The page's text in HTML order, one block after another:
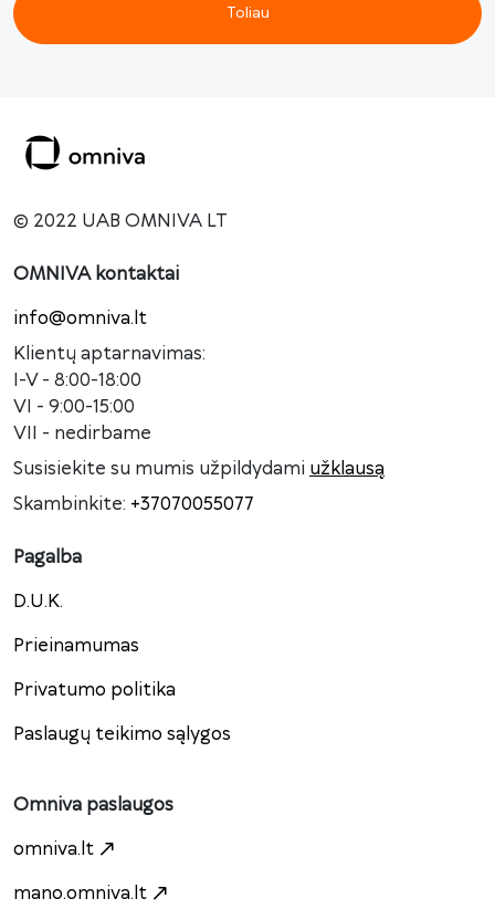
Toliau
© 2022 UAB OMNIVA LT
OMNIVA kontaktai
info@omniva.lt
Klientų aptarnavimas:
I-V - 8:00-18:00
VI - 9:00-15:00
VII - nedirbame
Susisiekite su mumis užpildydami užklausą
Skambinkite: +37070055077
Pagalba
D.U.K.
Prieinamumas
Privatumo politika
Paslaugų teikimo sąlygos
Omniva paslaugos
omniva.lt
mano.omniva.lt